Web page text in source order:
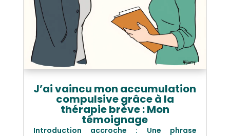
J’ai vaincu mon accumulation
compulsive grâce à la
thérapie brève : Mon
témoignage
Introduction accroche : Une phrase